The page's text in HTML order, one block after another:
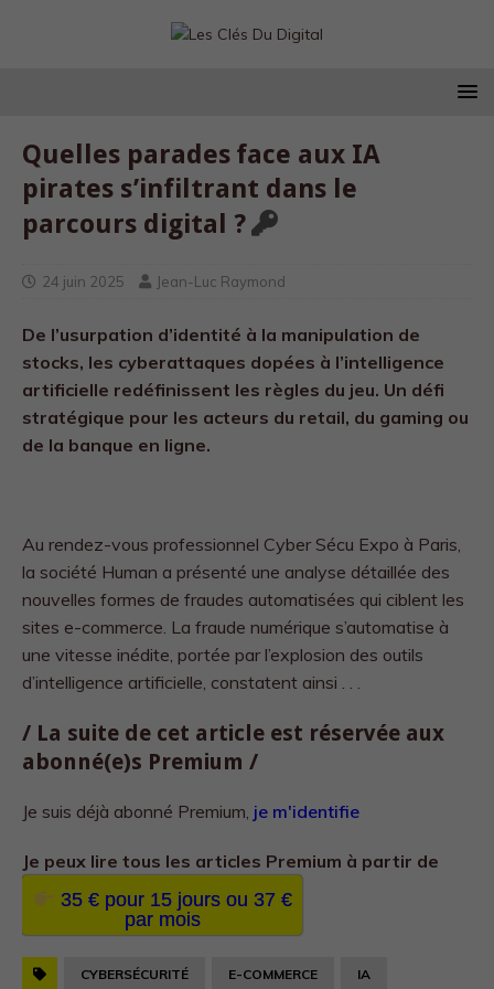
Quelles parades face aux IA
pirates s’infiltrant dans le
parcours digital ?
24 juin 2025 Jean-Luc Raymond
De l’usurpation d’identité à la manipulation de
stocks, les cyberattaques dopées à l’intelligence
artificielle redéfinissent les règles du jeu. Un défi
stratégique pour les acteurs du retail, du gaming ou
de la banque en ligne.
Au rendez-vous professionnel Cyber Sécu Expo à Paris,
la société Human a présenté une analyse détaillée des
nouvelles formes de fraudes automatisées qui ciblent les
sites e-commerce. La fraude numérique s’automatise à
une vitesse inédite, portée par l’explosion des outils
d’intelligence artificielle, constatent ainsi . . .
/ La suite de cet article est réservée aux
abonné(e)s Premium /
Je suis déjà abonné Premium, je m'identifie
Je peux lire tous les articles Premium à partir de
35 € pour 15 jours ou 37 €
par mois
CYBERSÉCURITÉ E-COMMERCE IA